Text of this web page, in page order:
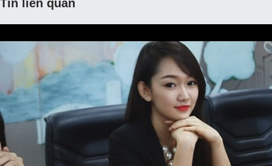
Tin liên quan